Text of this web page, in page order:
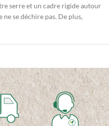
serre et un cadre rigide autour
se déchire pas. De plus,